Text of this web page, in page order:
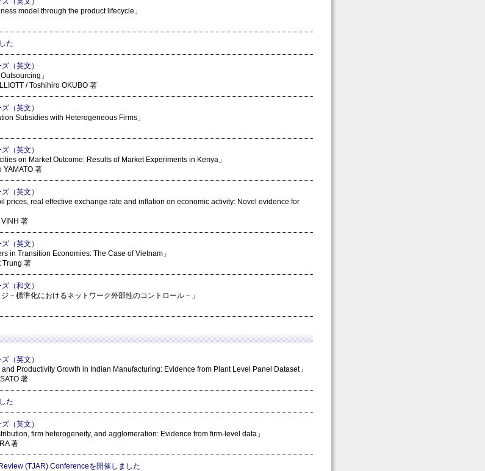
model through the product lifecycle」
た
（英文）
」
/ Toshihiro OKUBO 著
（英文）
Subsidies with Heterogeneous Firms」
（英文）
on Market Outcome: Results of Market Experiments in Kenya」
YAMATO 著
（英文）
prices, real effective exchange rate and inflation on economic activity: Novel evidence for
著
（英文）
in Transition Economies: The Case of Vietnam」
Trung 著
（和文）
－標準化におけるネットワーク外部性のコントロール－」
（英文）
Productivity Growth in Indian Manufacturing: Evidence from Plant Level Panel Dataset」
著
た
（英文）
firm heterogeneity, and agglomeration: Evidence from firm-level data」
著
(TJAR) Conferenceを開催しました